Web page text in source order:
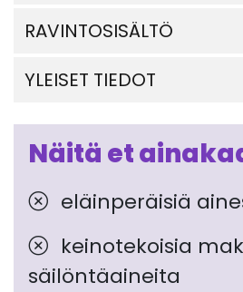
RAVINTOSISÄLTÖ
YLEISET TIEDOT
Näitä et
eläinperäisiä
keinotekoisia
säilöntäaineita